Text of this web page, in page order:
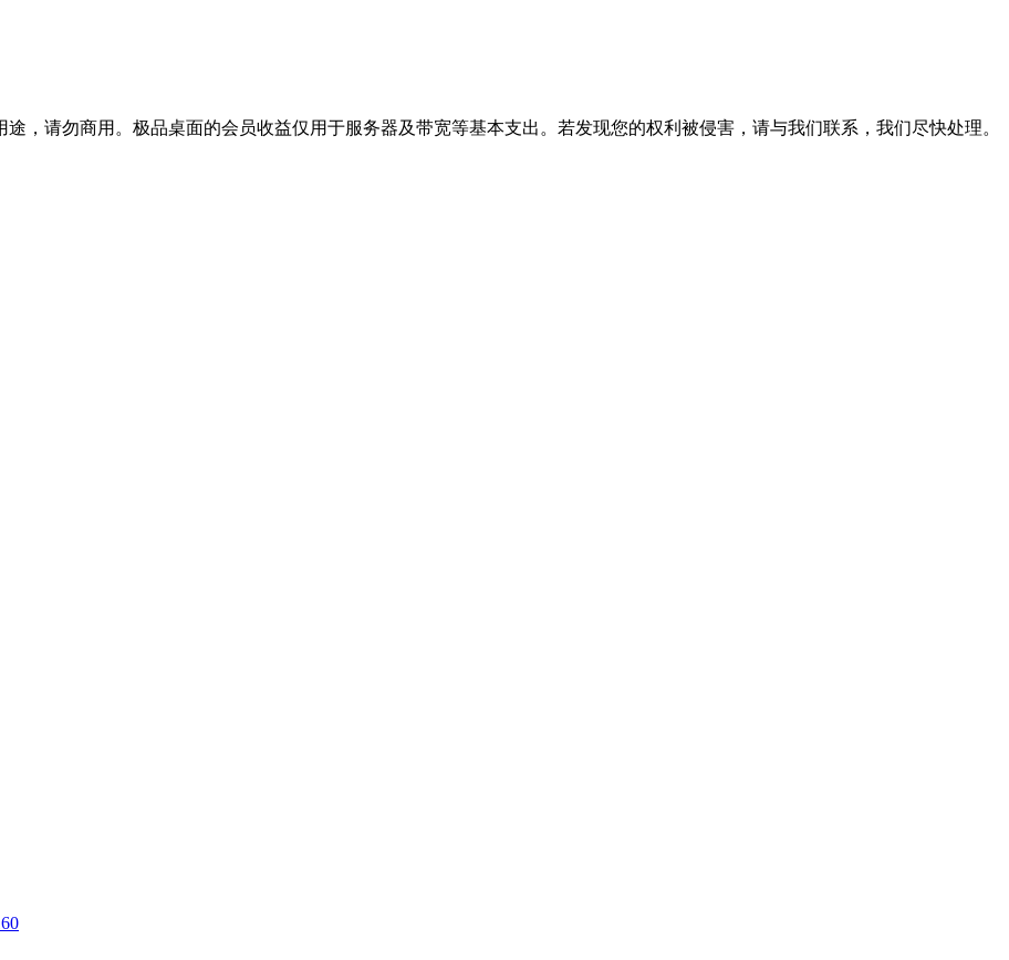
，请勿商用。极品桌面的会员收益仅用于服务器及带宽等基本支出。若发现您的权利被侵害，请与我们联系，我们尽快处理。